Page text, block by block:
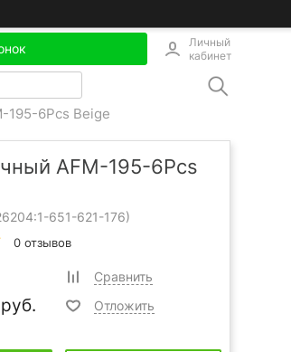
Личный
кабинет
195-6Pcs Beige
AFM-195-6Pcs
1-651-621-176)
0 отзывов
руб.
Сравнить
Отложить